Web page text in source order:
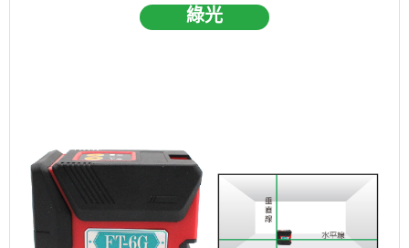
綠光